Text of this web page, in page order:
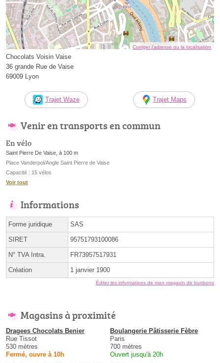
Corriger l’adresse ou la localisation
Chocolats Voisin Vaise
36 grande Rue de Vaise
69009 Lyon
Trajet Waze Trajet Maps
Venir en transports en commun
En vélo
Saint Pierre De Vaise, à 100 m
Place Vanderpol/Angle Saint Pierre de Vaise
Capacité : 15 vélos
Voir tout
Informations
Forme juridique SAS
SIRET 95751793100086
N° TVA Intra. FR73957517931
Création 1 janvier 1900
Éditer les informations de mon magasin de bonbons
Magasins à proximité
Dragees Chocolats Benier
Rue Tissot
530 mètres
Fermé, ouvre à 10h
Boulangerie Pâtisserie Fèbre
Paris
700 mètres
Ouvert jusqu'à 20h